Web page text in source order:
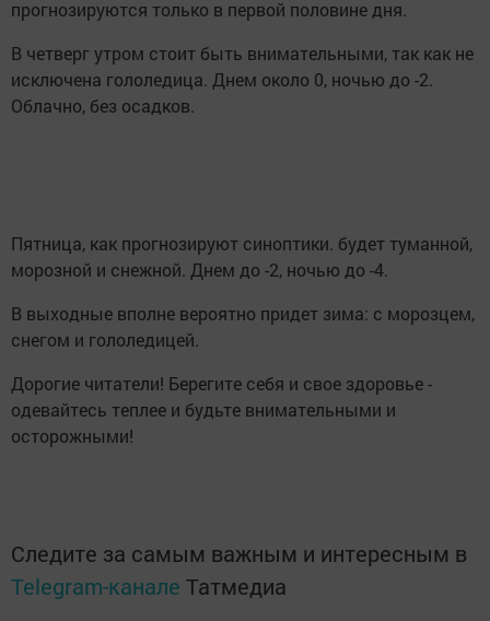
прогнозируются только в первой половине дня.
В четверг утром стоит быть внимательными, так как не
исключена гололедица. Днем около 0, ночью до -2.
Облачно, без осадков.
Пятница, как прогнозируют синоптики. будет туманной,
морозной и снежной. Днем до -2, ночью до -4.
В выходные вполне вероятно придет зима: с морозцем,
снегом и гололедицей.
Дорогие читатели! Берегите себя и свое здоровье -
одевайтесь теплее и будьте внимательными и
осторожными!
Следите за самым важным и интересным в
Telegram-канале Татмедиа